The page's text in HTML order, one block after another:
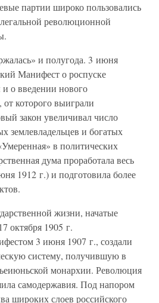
партии широко пользовались
революционной
и полугода. 3 июня
Манифест о роспуске
о введении нового
от которого выиграли
закон увеличивал число
землевладельцев и богатых
в политических
дума проработала весь
1912 г.) и подготовила более
жизни, начатые
октября 1905 г.
3 июня 1907 г., создали
систему, получившую в
монархии. Революция
самодержавия. Под напором
широких слоев российского